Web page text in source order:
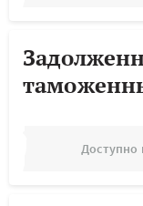
Доступно